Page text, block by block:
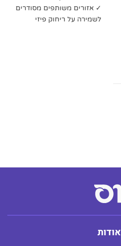
✓ אזורים משותפים מסודרים
לשמירה על ריחוק פיזי
אודות